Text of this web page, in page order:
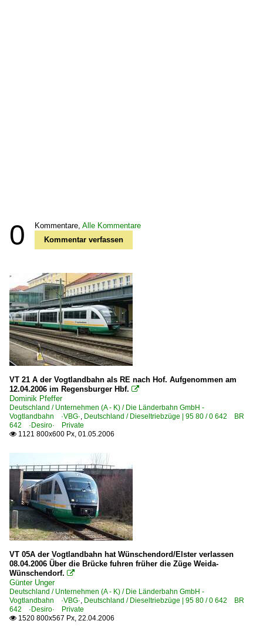
0 Kommentare, Alle Kommentare
Kommentar verfassen
VT 21 A der Vogtlandbahn als RE nach Hof. Aufgenommen am
12.04.2006 im Regensburger Hbf. 
Dominik Pfeffer
Deutschland / Unternehmen (A - K) / Die Länderbahn GmbH -
Vogtlandbahn ·VBG·, Deutschland / Dieseltriebzüge | 95 80 / 0 642 BR
642 ·Desiro· Private
 1121 800x600 Px, 01.05.2006
VT 05A der Vogtlandbahn hat Wünschendord/Elster verlassen
08.04.2006 Über die Brücke fuhren früher die Züge Weida-
Wünschendorf. 
Günter Unger
Deutschland / Unternehmen (A - K) / Die Länderbahn GmbH -
Vogtlandbahn ·VBG·, Deutschland / Dieseltriebzüge | 95 80 / 0 642 BR
642 ·Desiro· Private
 1520 800x567 Px, 22.04.2006